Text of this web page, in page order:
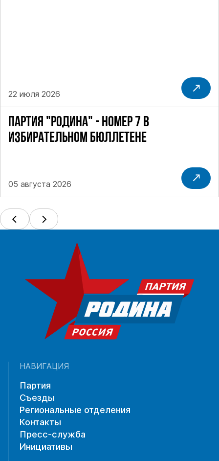
ПАРТИЯ "РОДИНА" - НОМЕР 7 В
ИЗБИРАТЕЛЬНОМ БЮЛЛЕТЕНЕ
05 августа 2026
22 июля 2026
НАВИГАЦИЯ
Партия
Съезды
Региональные отделения
Контакты
Пресс-служба
Инициативы